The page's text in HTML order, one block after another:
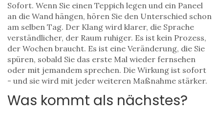
Sofort. Wenn Sie einen Teppich legen und ein Paneel
an die Wand hängen, hören Sie den Unterschied schon
am selben Tag. Der Klang wird klarer, die Sprache
verständlicher, der Raum ruhiger. Es ist kein Prozess,
der Wochen braucht. Es ist eine Veränderung, die Sie
spüren, sobald Sie das erste Mal wieder fernsehen
oder mit jemandem sprechen. Die Wirkung ist sofort
- und sie wird mit jeder weiteren Maßnahme stärker.
Was kommt als nächstes?